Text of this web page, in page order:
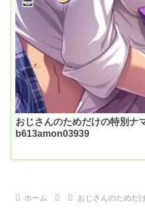
おじさんのためだけの特別ナ
b613amon03939
ホーム おじさんのためだ